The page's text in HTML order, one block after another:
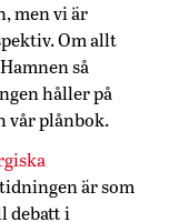
men vi är
Om allt
så
håller på
vår plånbok.
är som
debatt i